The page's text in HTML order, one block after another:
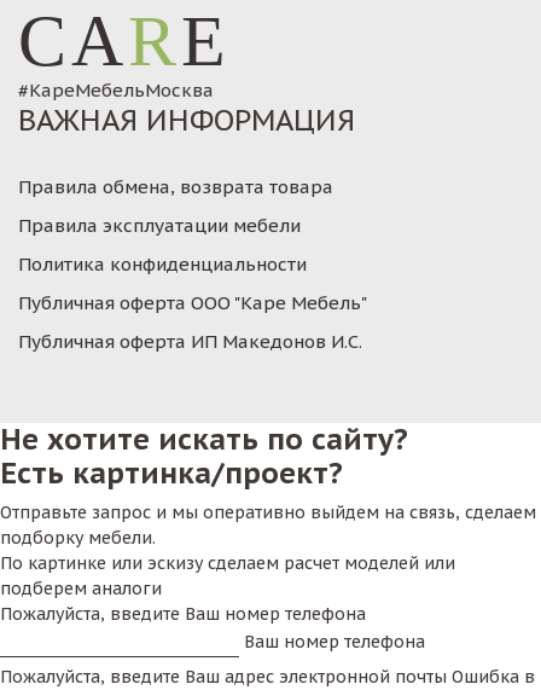
CARE
#КареМебельМосква
ВАЖНАЯ ИНФОРМАЦИЯ
Правила обмена, возврата товара
Правила эксплуатации мебели
Политика конфиденциальности
Публичная оферта ООО "Каре Мебель"
Публичная оферта ИП Македонов И.С.
Не хотите искать по сайту?
Есть картинка/проект?
Отправьте запрос и мы оперативно выйдем на связь, сделаем
подборку мебели.
По картинке или эскизу сделаем расчет моделей или
подберем аналоги
Пожалуйста, введите Ваш номер телефона
Ваш номер телефона
Пожалуйста, введите Ваш адрес электронной почты Ошибка в